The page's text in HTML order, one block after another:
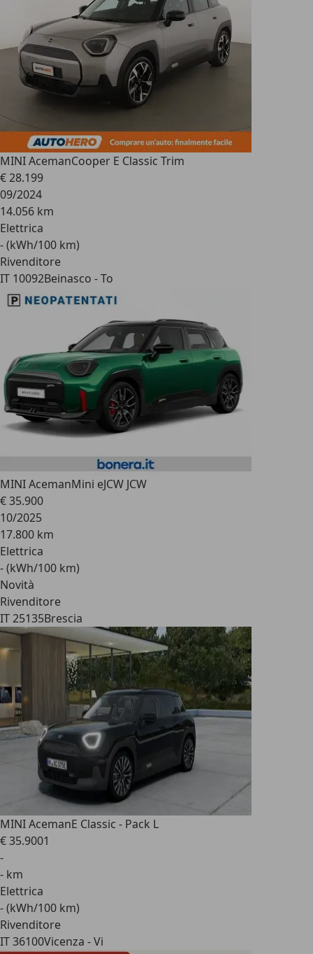
MINI AcemanCooper E Classic Trim
€ 28.199
09/2024
14.056 km
Elettrica
- (kWh/100 km)
Rivenditore
IT 10092Beinasco - To
MINI AcemanMini eJCW JCW
€ 35.900
10/2025
17.800 km
Elettrica
- (kWh/100 km)
Novità
Rivenditore
IT 25135Brescia
MINI AcemanE Classic - Pack L
€ 35.9001
-
- km
Elettrica
- (kWh/100 km)
Rivenditore
IT 36100Vicenza - Vi